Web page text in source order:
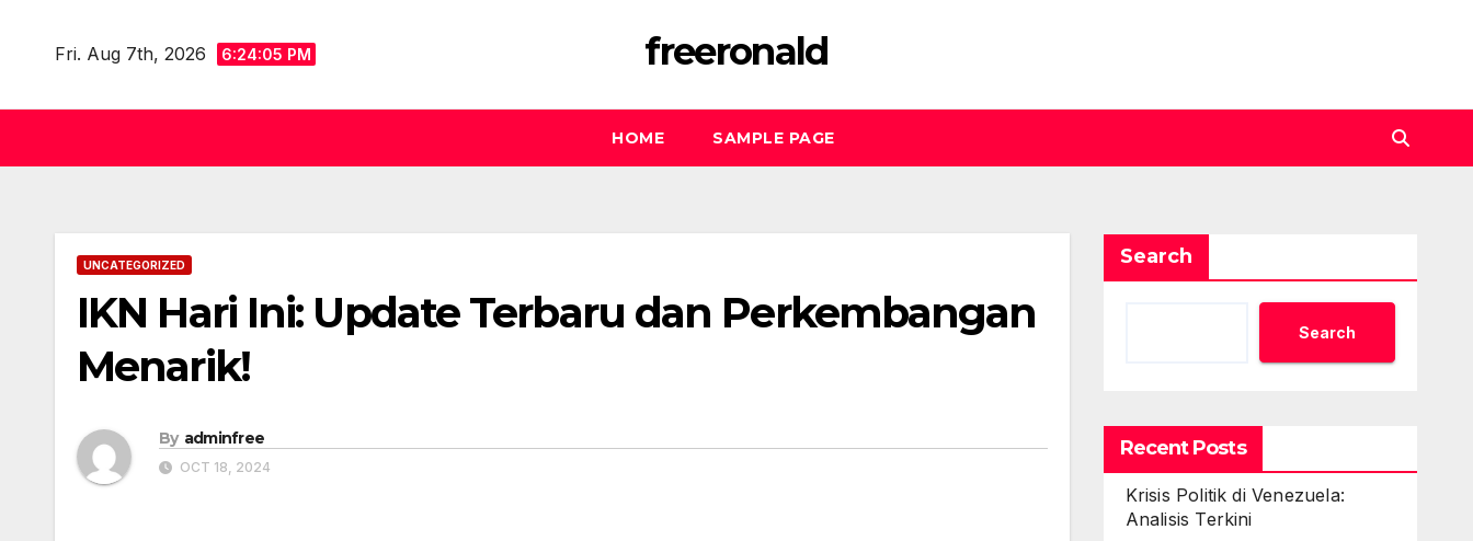
Fri. Aug 7th, 2026 6:24:06 PM freeronald
HOME SAMPLE PAGE
UNCATEGORIZED
IKN Hari Ini: Update Terbaru dan Perkembangan
Menarik!
By adminfree
OCT 18, 2024
Search
Search
Recent Posts
Krisis Politik di Venezuela:
Analisis Terkini